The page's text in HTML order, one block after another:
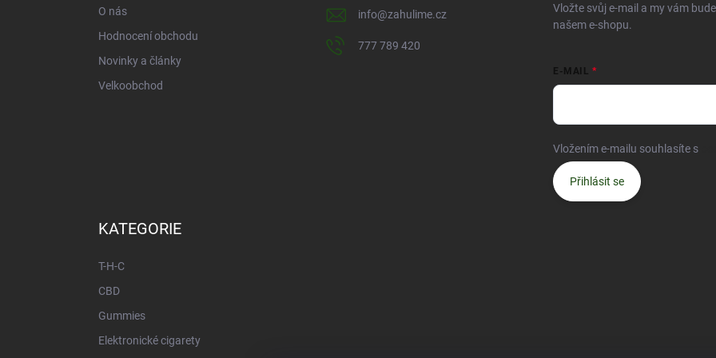
O nás
Hodnocení obchodu
Novinky a články
Velkoobchod
info@zahulime.cz
777 789 420
Vložte svůj e-mail a my vám
našem e-shopu.
E-MAIL
Vložením e-mailu souhlasíte s
Přihlásit se
KATEGORIE
T-H-C
CBD
Gummies
Elektronické cigarety